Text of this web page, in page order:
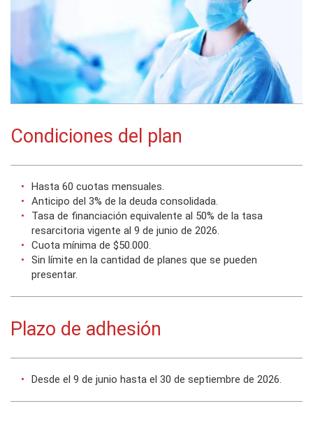
Condiciones del plan
Hasta 60 cuotas mensuales.
Anticipo del 3% de la deuda consolidada.
Tasa de financiación equivalente al 50% de la tasa
resarcitoria vigente al 9 de junio de 2026.
Cuota mínima de $50.000.
Sin límite en la cantidad de planes que se pueden
presentar.
Plazo de adhesión
Desde el 9 de junio hasta el 30 de septiembre de 2026.